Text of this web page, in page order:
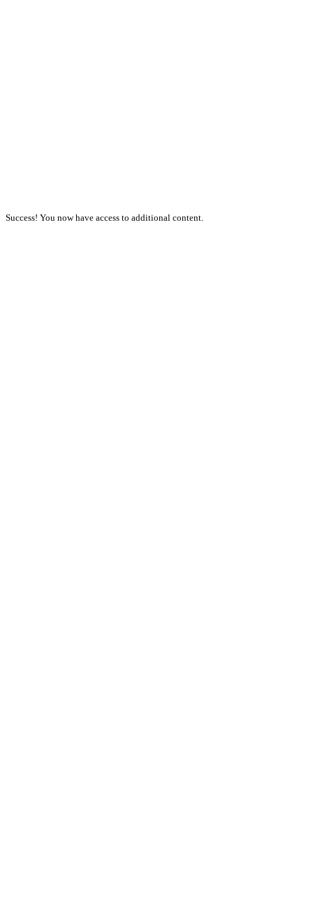
Success! You now have access to additional content.